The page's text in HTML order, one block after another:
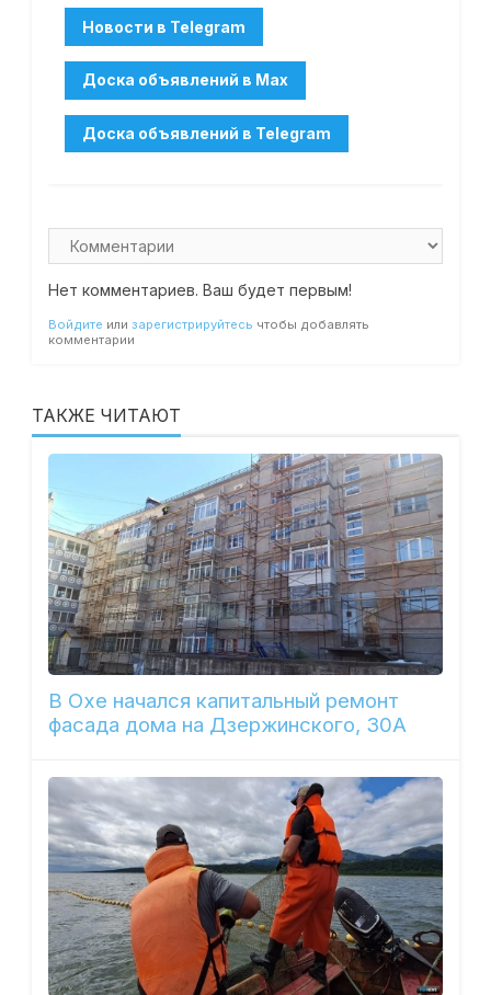
Нет комментариев. Ваш будет первым!
Войдите или зарегистрируйтесь чтобы добавлять
комментарии
ТАКЖЕ ЧИТАЮТ
В Охе начался капитальный ремонт
фасада дома на Дзержинского, 30А